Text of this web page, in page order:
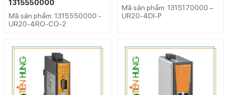
1315550000
Mã sản phẩm: 1315550000 -
UR20-4RO-CO-2
Mã sản phẩm: 1315170000 –
UR20-4DI-P